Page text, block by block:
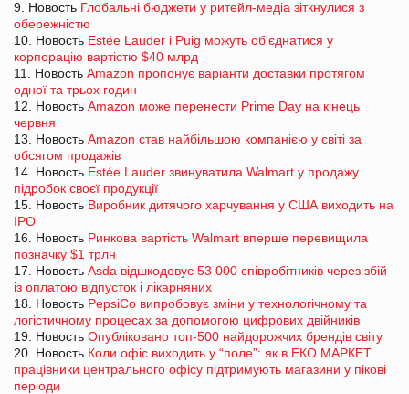
9. Новость Глобальні бюджети у ритейл-медіа зіткнулися з
обережністю
10. Новость Estée Lauder і Puig можуть об'єднатися у
корпорацію вартістю $40 млрд
11. Новость Amazon пропонує варіанти доставки протягом
одної та трьох годин
12. Новость Amazon може перенести Prime Day на кінець
червня
13. Новость Amazon став найбільшою компанією у світі за
обсягом продажів
14. Новость Estée Lauder звинуватила Walmart у продажу
підробок своєї продукції
15. Новость Виробник дитячого харчування у США виходить на
IPO
16. Новость Ринкова вартість Walmart вперше перевищила
позначку $1 трлн
17. Новость Asda відшкодовує 53 000 співробітників через збій
із оплатою відпусток і лікарняних
18. Новость PepsiCo випробовує зміни у технологічному та
логістичному процесах за допомогою цифрових двійників
19. Новость Опубліковано топ-500 найдорожчих брендів світу
20. Новость Коли офіс виходить у “поле”: як в ЕКО МАРКЕТ
працівники центрального офісу підтримують магазини у пікові
періоди